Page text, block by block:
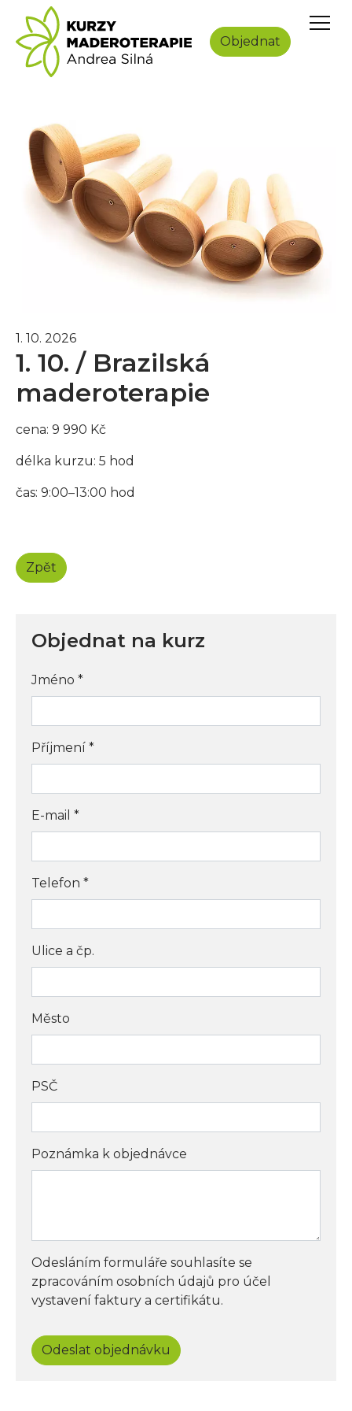
Přeskočit na hlavní obsah
Objednat
1. 10. 2026
1. 10. / Brazilská
maderoterapie
cena: 9 990 Kč
délka kurzu: 5 hod
čas: 9:00–13:00 hod
Zpět
Objednat na kurz
Jméno *
Příjmení *
E-mail *
Telefon *
Ulice a čp.
Město
PSČ
Poznámka k objednávce
Odesláním formuláře souhlasíte se
zpracováním osobních údajů pro účel
vystavení faktury a certifikátu.
Odeslat objednávku